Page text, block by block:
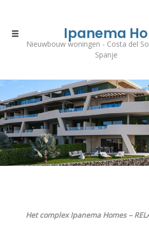
Ipanema
Nieuwbouw woningen - Costa del
Spanje
Het complex Ipanema Homes –